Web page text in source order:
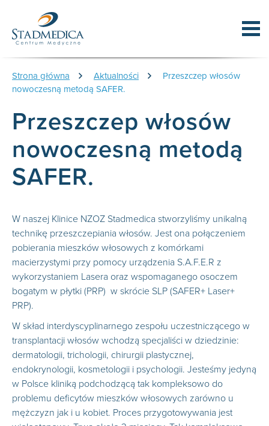
Strona główna Aktualności
Przeszczep włosów
nowoczesną metodą SAFER.
Przeszczep włosów
nowoczesną metodą
SAFER.
W naszej Klinice NZOZ Stadmedica stworzyliśmy unikalną
technikę przeszczepiania włosów. Jest ona połączeniem
pobierania mieszków włosowych z komórkami
macierzystymi przy pomocy urządzenia S.A.F.E.R z
wykorzystaniem Lasera oraz wspomaganego osoczem
bogatym w płytki (PRP) w skrócie SLP (SAFER+ Laser+
PRP).
W skład interdyscyplinarnego zespołu uczestniczącego w
transplantacji włosów wchodzą specjaliści w dziedzinie:
dermatologii, trichologii, chirurgii plastycznej,
endokrynologii, kosmetologii i psychologii. Jesteśmy jedyną
w Polsce kliniką podchodzącą tak kompleksowo do
problemu deficytów mieszków włosowych zarówno u
mężczyzn jak i u kobiet. Proces przygotowywania jest